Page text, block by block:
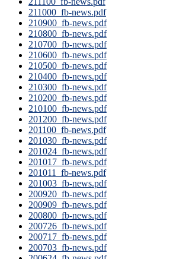
211000_fb-news.pdf
210900_fb-news.pdf
210800_fb-news.pdf
210700_fb-news.pdf
210600_fb-news.pdf
210500_fb-news.pdf
210400_fb-news.pdf
210300_fb-news.pdf
210200_fb-news.pdf
210100_fb-news.pdf
201200_fb-news.pdf
201100_fb-news.pdf
201030_fb-news.pdf
201024_fb-news.pdf
201017_fb-news.pdf
201011_fb-news.pdf
201003_fb-news.pdf
200920_fb-news.pdf
200909_fb-news.pdf
200800_fb-news.pdf
200726_fb-news.pdf
200717_fb-news.pdf
200703_fb-news.pdf